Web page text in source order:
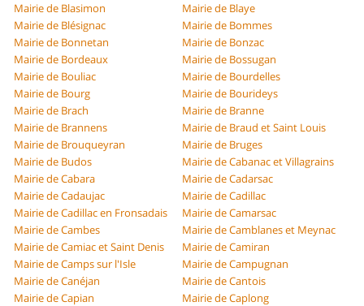
Mairie de Blasimon
Mairie de Blaye
Mairie de Blésignac
Mairie de Bommes
Mairie de Bonnetan
Mairie de Bonzac
Mairie de Bordeaux
Mairie de Bossugan
Mairie de Bouliac
Mairie de Bourdelles
Mairie de Bourg
Mairie de Bourideys
Mairie de Brach
Mairie de Branne
Mairie de Brannens
Mairie de Braud et Saint Louis
Mairie de Brouqueyran
Mairie de Bruges
Mairie de Budos
Mairie de Cabanac et Villagrains
Mairie de Cabara
Mairie de Cadarsac
Mairie de Cadaujac
Mairie de Cadillac
Mairie de Cadillac en Fronsadais
Mairie de Camarsac
Mairie de Cambes
Mairie de Camblanes et Meynac
Mairie de Camiac et Saint Denis
Mairie de Camiran
Mairie de Camps sur l'Isle
Mairie de Campugnan
Mairie de Canéjan
Mairie de Cantois
Mairie de Capian
Mairie de Caplong